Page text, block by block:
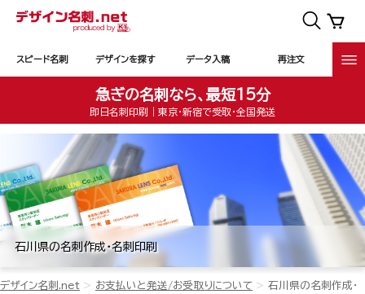
スピード名刺 デザインを探す データ入稿 再注文
急ぎの名刺なら、最短15分
即日名刺印刷｜東京・新宿で受取・全国発送
石川県の名刺作成・名刺印刷
デザイン名刺.net お支払いと発送/お受取りについて
石川県の名刺作成・